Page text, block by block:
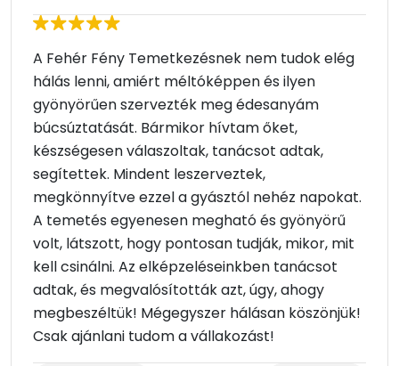
A Fehér Fény Temetkezésnek nem tudok elég
hálás lenni, amiért méltóképpen és ilyen
gyönyörűen szervezték meg édesanyám
búcsúztatását. Bármikor hívtam őket,
készségesen válaszoltak, tanácsot adtak,
segítettek. Mindent leszerveztek,
megkönnyítve ezzel a gyásztól nehéz napokat.
A temetés egyenesen megható és gyönyörű
volt, látszott, hogy pontosan tudják, mikor, mit
kell csinálni. Az elképzeléseinkben tanácsot
adtak, és megvalósították azt, úgy, ahogy
megbeszéltük! Mégegyszer hálásan köszönjük!
Csak ajánlani tudom a vállakozást!